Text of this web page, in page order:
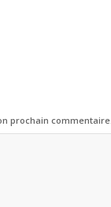
prochain commentaire.